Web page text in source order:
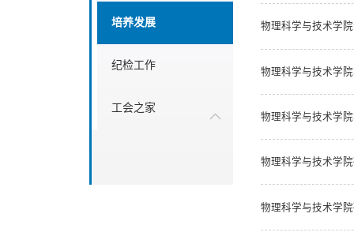
培养发展
纪检工作
工会之家
物理科学与技术学
物理科学与技术学
物理科学与技术学
物理科学与技术学
物理科学与技术学